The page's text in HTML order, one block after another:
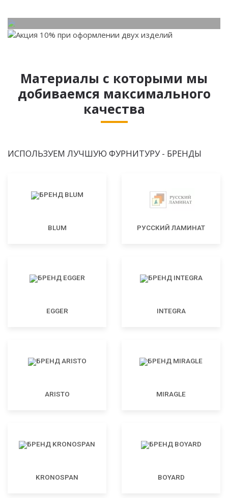
Материалы с которыми мы
добиваемся максимального
качества
ИСПОЛЬЗУЕМ ЛУЧШУЮ ФУРНИТУРУ - БРЕНДЫ
BLUM РУССКИЙ ЛАМИНАТ
EGGER INTEGRA
ARISTO MIRAGLE
KRONOSPAN BOYARD